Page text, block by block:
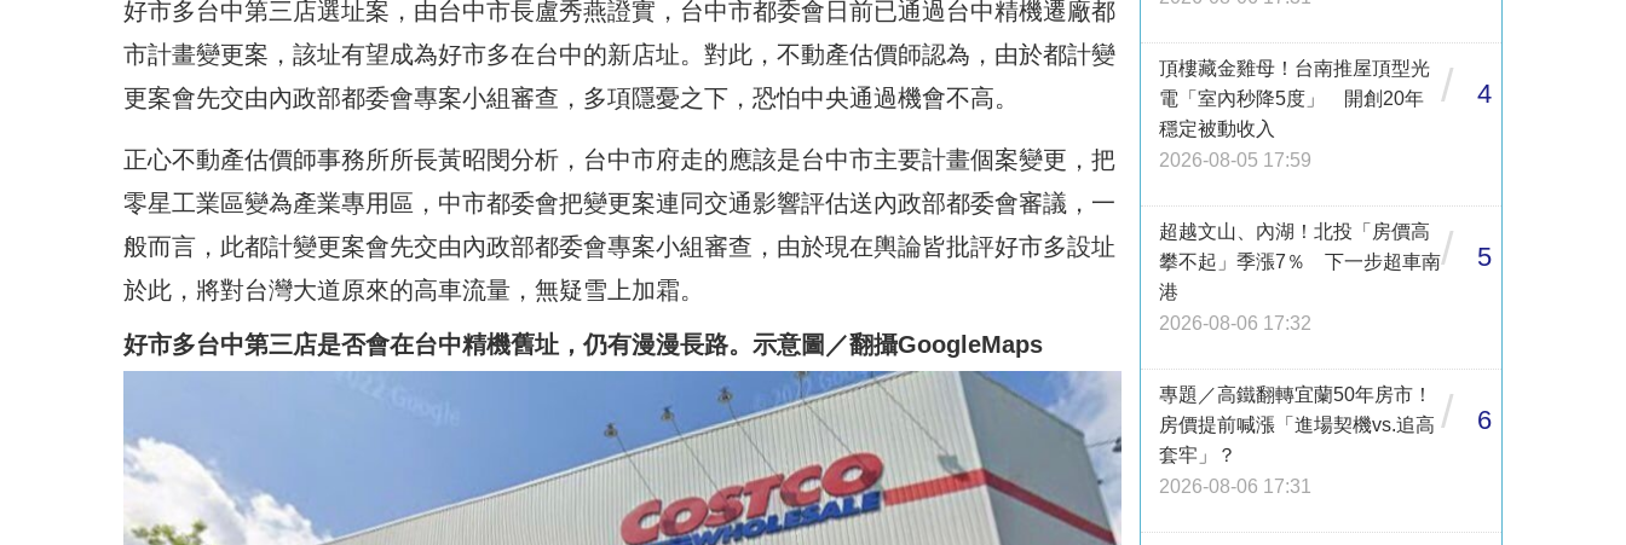
好市多台中第三店選址案，由台中市長盧秀燕證實，台中市都委會日前已通過台中精機遷廠都
市計畫變更案，該址有望成為好市多在台中的新店址。對此，不動產估價師認為，由於都計變
更案會先交由內政部都委會專案小組審查，多項隱憂之下，恐怕中央通過機會不高。
正心不動產估價師事務所所長黃昭閔分析，台中市府走的應該是台中市主要計畫個案變更，把
零星工業區變為產業專用區，中市都委會把變更案連同交通影響評估送內政部都委會審議，一
般而言，此都計變更案會先交由內政部都委會專案小組審查，由於現在輿論皆批評好市多設址
於此，將對台灣大道原來的高車流量，無疑雪上加霜。
好市多台中第三店是否會在台中精機舊址，仍有漫漫長路。示意圖／翻攝GoogleMaps
頂樓藏金雞母！台南推屋頂型光
電「室內秒降5度」 開創20年
穩定被動收入
2026-08-05 17:59
/ 4
超越文山、內湖！北投「房價高
攀不起」季漲7％ 下一步超車南
港
2026-08-06 17:32
/ 5
專題／高鐵翻轉宜蘭50年房市！
房價提前喊漲「進場契機vs.追高
套牢」？
2026-08-06 17:31
/ 6